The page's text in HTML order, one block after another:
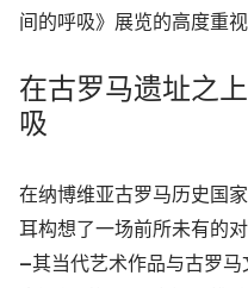
间的呼吸》展览的高度重视
在古罗马遗址之
吸
在纳博维亚古罗马历史国
耳构想了一场前所未有的
—其当代艺术作品与古罗